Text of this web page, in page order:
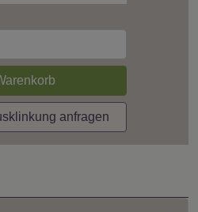
anfragen